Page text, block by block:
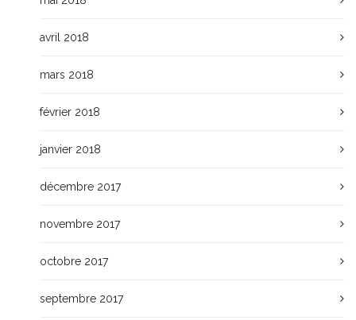
avril 2018
mars 2018
février 2018
janvier 2018
décembre 2017
novembre 2017
octobre 2017
septembre 2017